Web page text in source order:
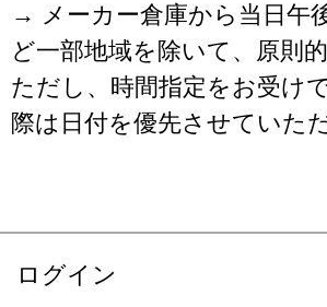
→ メーカー倉庫から当日午
ど一部地域を除いて、原則
ただし、時間指定をお受け
際は日付を優先させていた
ログイン